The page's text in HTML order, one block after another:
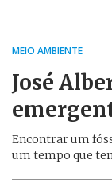
MEIO AMBIENTE
José
Encontrar um
um tempo que